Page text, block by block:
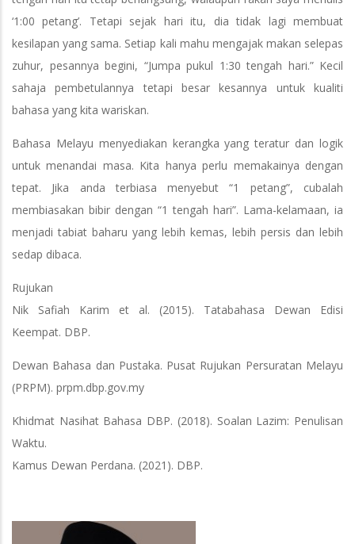
‘1:00 petang’. Tetapi sejak hari itu, dia tidak lagi membuat
kesilapan yang sama. Setiap kali mahu mengajak makan selepas
zuhur, pesannya begini, “Jumpa pukul 1:30 tengah hari.” Kecil
sahaja pembetulannya tetapi besar kesannya untuk kualiti
bahasa yang kita wariskan.
Bahasa Melayu menyediakan kerangka yang teratur dan logik
untuk menandai masa. Kita hanya perlu memakainya dengan
tepat. Jika anda terbiasa menyebut “1 petang”, cubalah
membiasakan bibir dengan “1 tengah hari”. Lama-kelamaan, ia
menjadi tabiat baharu yang lebih kemas, lebih persis dan lebih
sedap dibaca.
Rujukan
Nik Safiah Karim et al. (2015). Tatabahasa Dewan Edisi
Keempat. DBP.
Dewan Bahasa dan Pustaka. Pusat Rujukan Persuratan Melayu
(PRPM). prpm.dbp.gov.my
Khidmat Nasihat Bahasa DBP. (2018). Soalan Lazim: Penulisan
Waktu.
Kamus Dewan Perdana. (2021). DBP.